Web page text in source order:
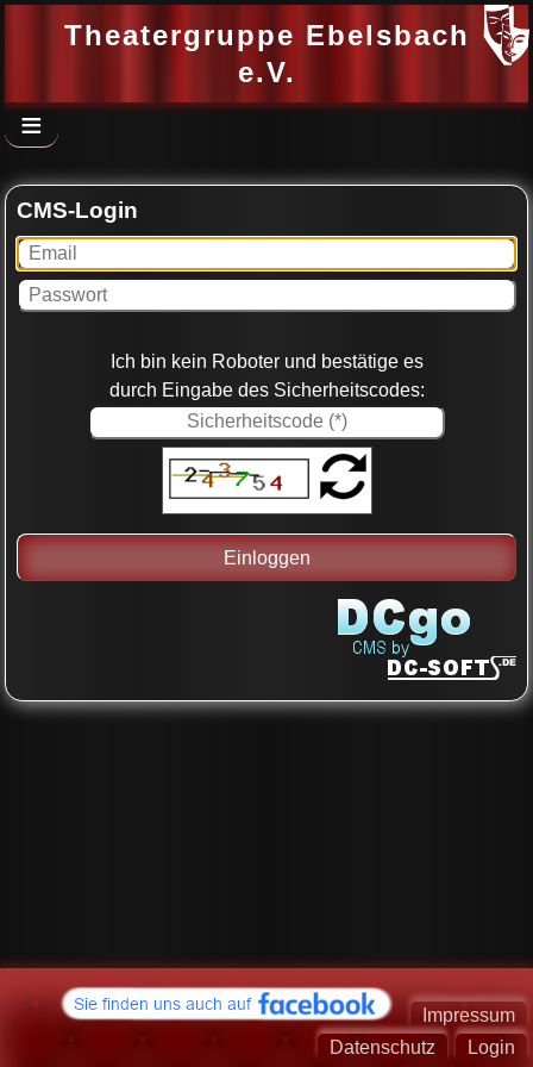
Impressum
Datenschutz
Login
Theatergruppe Ebelsbach
e.V.
≡
CMS-Login
Ich bin kein Roboter und bestätige es
durch Eingabe des Sicherheitscodes: